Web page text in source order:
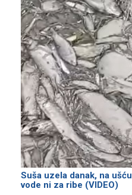
Suša uzela danak, na
vode ni za ribe (VIDEO)